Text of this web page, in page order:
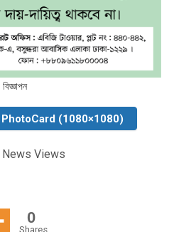
বিজ্ঞাপন
(1080×1080)
News Views
0
Shares